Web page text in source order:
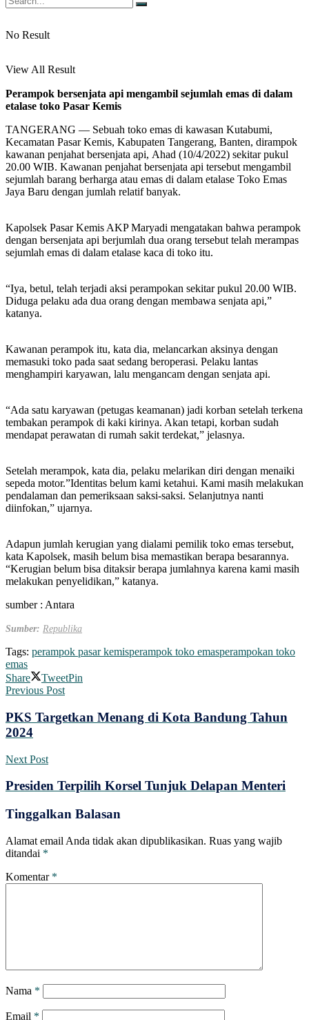
No Result
View All Result
Perampok bersenjata api mengambil sejumlah emas di dalam
etalase toko Pasar Kemis
TANGERANG — Sebuah toko emas di kawasan Kutabumi,
Kecamatan Pasar Kemis, Kabupaten Tangerang, Banten, dirampok
kawanan penjahat bersenjata api, Ahad (10/4/2022) sekitar pukul
20.00 WIB. Kawanan penjahat bersenjata api tersebut mengambil
sejumlah barang berharga atau emas di dalam etalase Toko Emas
Jaya Baru dengan jumlah relatif banyak.
Kapolsek Pasar Kemis AKP Maryadi mengatakan bahwa perampok
dengan bersenjata api berjumlah dua orang tersebut telah merampas
sejumlah emas di dalam etalase kaca di toko itu.
“Iya, betul, telah terjadi aksi perampokan sekitar pukul 20.00 WIB.
Diduga pelaku ada dua orang dengan membawa senjata api,”
katanya.
Kawanan perampok itu, kata dia, melancarkan aksinya dengan
memasuki toko pada saat sedang beroperasi. Pelaku lantas
menghampiri karyawan, lalu mengancam dengan senjata api.
“Ada satu karyawan (petugas keamanan) jadi korban setelah terkena
tembakan perampok di kaki kirinya. Akan tetapi, korban sudah
mendapat perawatan di rumah sakit terdekat,” jelasnya.
Setelah merampok, kata dia, pelaku melarikan diri dengan menaiki
sepeda motor.”Identitas belum kami ketahui. Kami masih melakukan
pendalaman dan pemeriksaan saksi-saksi. Selanjutnya nanti
diinfokan,” ujarnya.
Adapun jumlah kerugian yang dialami pemilik toko emas tersebut,
kata Kapolsek, masih belum bisa memastikan berapa besarannya.
“Kerugian belum bisa ditaksir berapa jumlahnya karena kami masih
melakukan penyelidikan,” katanya.
sumber : Antara
Sumber: Republika
Tags: perampok pasar kemisperampok toko emasperampokan toko
emas
Share
TweetPin
Previous Post
PKS Targetkan Menang di Kota Bandung Tahun
2024
Next Post
Presiden Terpilih Korsel Tunjuk Delapan Menteri
Tinggalkan Balasan
Alamat email Anda tidak akan dipublikasikan. Ruas yang wajib
ditandai *
Komentar *
Nama *
Email *